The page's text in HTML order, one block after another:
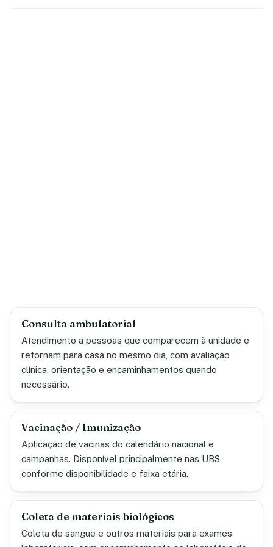
Consulta ambulatorial
Atendimento a pessoas que comparecem à unidade e
retornam para casa no mesmo dia, com avaliação
clínica, orientação e encaminhamentos quando
necessário.
Vacinação / Imunização
Aplicação de vacinas do calendário nacional e
campanhas. Disponível principalmente nas UBS,
conforme disponibilidade e faixa etária.
Coleta de materiais biológicos
Coleta de sangue e outros materiais para exames